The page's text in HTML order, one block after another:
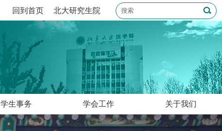
回到首页 北大研究生院
学生事务 学会工作 关于我们